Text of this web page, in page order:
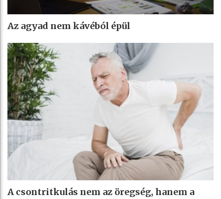
Az agyad nem kávéból épül
A csontritkulás nem az öregség, hanem a